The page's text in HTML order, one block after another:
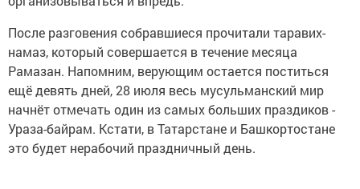
После разговения собравшиеся прочитали таравих-
намаз, который совершается в течение месяца
Рамазан. Напомним, верующим остается поститься
ещё девять дней, 28 июля весь мусульманский мир
начнёт отмечать один из самых больших праздиков -
Ураза-байрам. Кстати, в Татарстане и Башкортостане
это будет нерабочий праздничный день.